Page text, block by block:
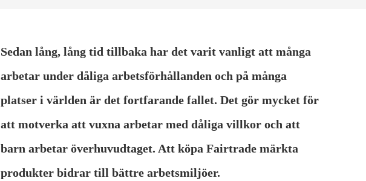
Sedan lång, lång tid tillbaka har det varit vanligt att många
arbetar under dåliga arbetsförhållanden och på många
platser i världen är det fortfarande fallet. Det gör mycket för
att motverka att vuxna arbetar med dåliga villkor och att
barn arbetar överhuvudtaget. Att köpa Fairtrade märkta
produkter bidrar till bättre arbetsmiljöer.